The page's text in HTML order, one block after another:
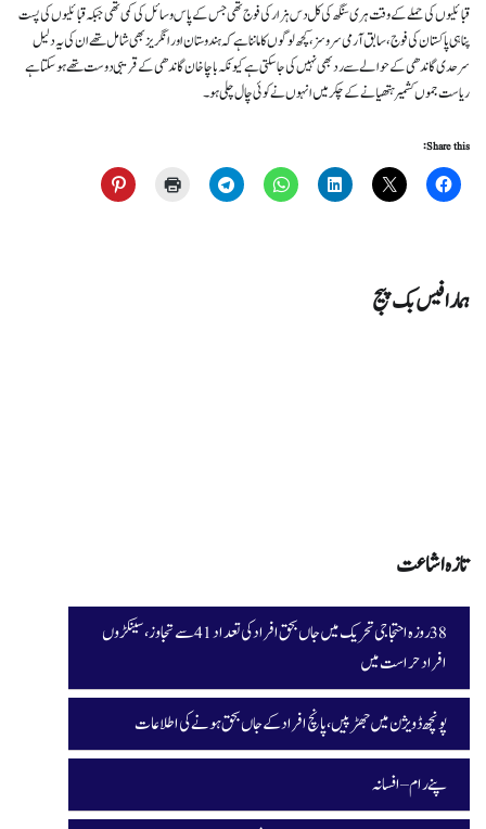
قبائلیوں کی حملے کے وقت ہری سنگھ کی کل دس ہزار کی فوج تھی جس کے پاس وسائل کی کمی تھی جبکہ قبائلیوں کی پست
پناہی پاکستان کی فوج، سابق آرمی سروسز، کچھ لوگوں کا ماننا ہے کہ ہندوستان اور انگریز بھی شامل تھے ان کی یہ دلیل
سرحدی گاندھی کے حوالے سے رد بھی نہیں کی جا سکتی ہے کیونکہ باچا خان گاندھی کے قریبی دوست تھے ہو سکتا ہے
ریاست جموں کشمیر ہتھیانے کے چکر میں انہوں نے کوئی چال چلی ہو ۔
Share this:
ہمارا فیس بک پیج
تازہ اشاعت
38 روزہ احتجاجی تحریک میں جاں بحق افراد کی تعداد 41 سے تجاوز، سینکڑوں
افراد حراست میں
پونچھ ڈویژن میں جھڑپیں، پانچ افراد کے جاں بحق ہونے کی اطلاعات
پنے رام – افسانہ